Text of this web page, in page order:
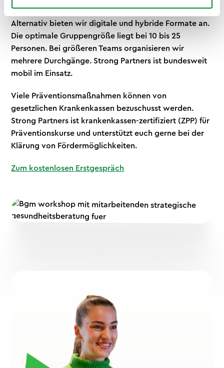
Betriebsräumen durchführbar – wir bringen alles mit.
Alternativ bieten wir digitale und hybride Formate an.
Die optimale Gruppengröße liegt bei 10 bis 25
Personen. Bei größeren Teams organisieren wir
mehrere Durchgänge. Strong Partners ist bundesweit
mobil im Einsatz.
Viele Präventionsmaßnahmen können von
gesetzlichen Krankenkassen bezuschusst werden.
Strong Partners ist krankenkassen-zertifiziert (ZPP) für
Präventionskurse und unterstützt euch gerne bei der
Klärung von Fördermöglichkeiten.
Zum kostenlosen Erstgespräch